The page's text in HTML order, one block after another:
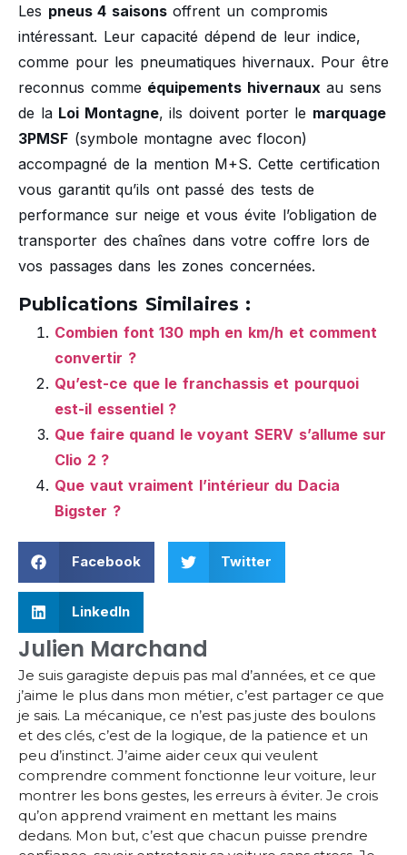
Les pneus 4 saisonsoffrent un compromis
intéressant. Leur capacité dépend de leur indice,
comme pour les pneumatiques hivernaux. Pour être
reconnus comme équipements hivernaux au sens
de la Loi Montagne, ils doivent porter le marquage
3PMSF (symbole montagne avec flocon)
accompagné de la mention M+S. Cette certification
vous garantit qu’ils ont passé des tests de
performance sur neige et vous évite l’obligation de
transporter des chaînes dans votre coffre lors de
vos passages dans les zones concernées.
Publications Similaires :
Combien font 130 mph en km/h et comment
convertir ?
Qu’est-ce que le franchassis et pourquoi
est-il essentiel ?
Que faire quand le voyant SERV s’allume sur
Clio 2 ?
Que vaut vraiment l’intérieur du Dacia
Bigster ?
Facebook Twitter
LinkedIn
Julien Marchand
Je suis garagiste depuis pas mal d’années, et ce que
j’aime le plus dans mon métier, c’est partager ce que
je sais. La mécanique, ce n’est pas juste des boulons
et des clés, c’est de la logique, de la patience et un
peu d’instinct. J’aime aider ceux qui veulent
comprendre comment fonctionne leur voiture, leur
montrer les bons gestes, les erreurs à éviter. Je crois
qu’on apprend vraiment en mettant les mains
dedans. Mon but, c’est que chacun puisse prendre